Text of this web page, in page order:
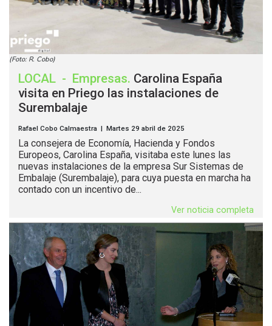
(Foto: R. Cobo)
LOCAL - Empresas. Carolina España
visita en Priego las instalaciones de
Surembalaje
Rafael Cobo Calmaestra | Martes 29 abril de 2025
La consejera de Economía, Hacienda y Fondos
Europeos, Carolina España, visitaba este lunes las
nuevas instalaciones de la empresa Sur Sistemas de
Embalaje (Surembalaje), para cuya puesta en marcha ha
contado con un incentivo de...
Ver noticia completa